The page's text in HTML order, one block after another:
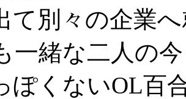
て別々の企業
一緒な二人の
ぽくないOL百